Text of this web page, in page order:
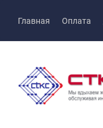
Главная Оплата